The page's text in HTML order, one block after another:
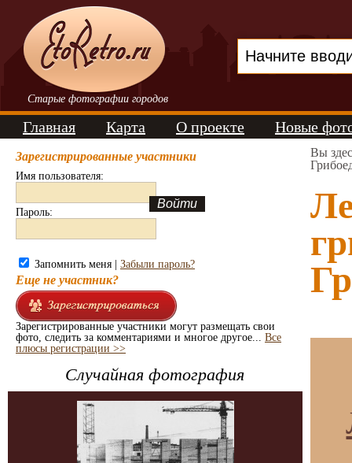
Старые фотографии городов
Главная Карта О проекте Новые
Зарегистрированные участники
Имя пользователя:
Пароль:
Запомнить меня | Забыли пароль?
Еще не участник?
Зарегистрированные участники могут размещать свои
фото, следить за комментариями и многое другое... Все
плюсы регистрации >>
Случайная фотография
Вы